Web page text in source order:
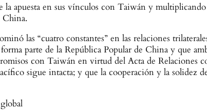
apuesta en sus vínculos con Taiwán y
China.
las “cuatro constantes” en las relaciones
parte de la República Popular de China y que
con Taiwán en virtud del Acta de Relaciones
sigue intacta; y que la cooperación y la